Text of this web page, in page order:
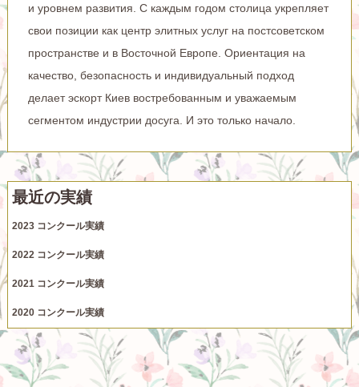
и уровнем развития. С каждым годом столица укрепляет
свои позиции как центр элитных услуг на постсоветском
пространстве и в Восточной Европе. Ориентация на
качество, безопасность и индивидуальный подход
делает эскорт Киев востребованным и уважаемым
сегментом индустрии досуга. И это только начало.
最近の実績
2023 コンクール実績
2022 コンクール実績
2021 コンクール実績
2020 コンクール実績